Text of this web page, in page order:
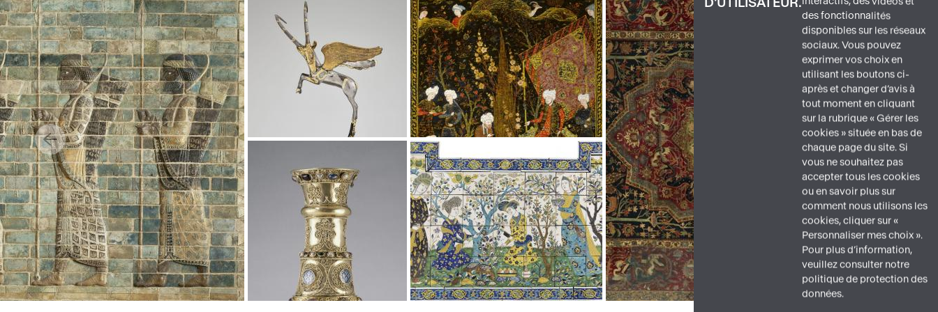
D'UTILISATEUR.
des fonctionnalités
disponibles sur les réseaux
sociaux. Vous pouvez
exprimer vos choix en
utilisant les boutons ci-
après et changer d’avis à
tout moment en cliquant
sur la rubrique « Gérer les
cookies » située en bas de
chaque page du site. Si
vous ne souhaitez pas
accepter tous les cookies
ou en savoir plus sur
comment nous utilisons les
cookies, cliquer sur «
Personnaliser mes choix ».
Pour plus d’information,
veuillez consulter notre
politique de protection des
données.